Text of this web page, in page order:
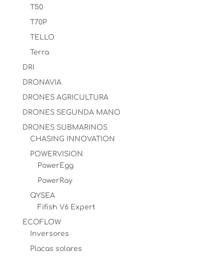
T50
T70P
TELLO
Terra
DRI
DRONAVIA
DRONES AGRICULTURA
DRONES SEGUNDA MANO
DRONES SUBMARINOS
CHASING INNOVATION
POWERVISION
PowerEgg
PowerRay
QYSEA
Fifish V6 Expert
ECOFLOW
Inversores
Placas solares